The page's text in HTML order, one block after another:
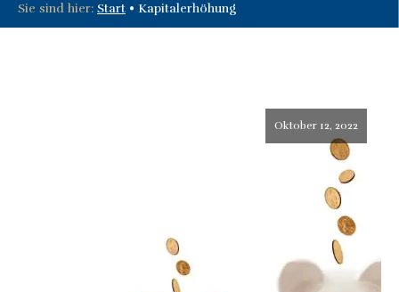
Sie sind hier: Start • Kapitalerhöhung
Oktober 12, 2022